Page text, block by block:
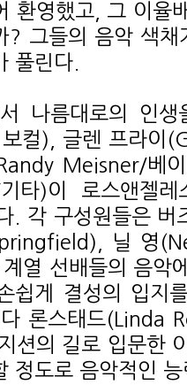
환영했고, 그 이율
? 그들의 음악 색
풀린다.
나름대로의 인
컬), 글렌 프라이
Meisner/베
타)이 로스앤젤레
. 각 구성원들은 버
닐 영
열 선배들의 음악
쉽게 결성의 입지
론스태드(Linda
션의 길로 입문한
정도로 음악적인